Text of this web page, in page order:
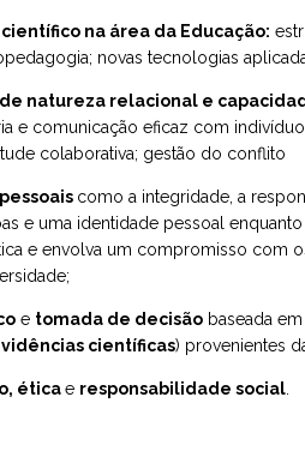
na área da Educação:
novas tecnologias
natureza relacional e
e comunicação eficaz com
colaborativa; gestão do conflito
como a integridade, a
e uma identidade pessoal
e envolva um compromisso com
e tomada de decisão baseada
científicas) provenientes
éticae responsabilidade social